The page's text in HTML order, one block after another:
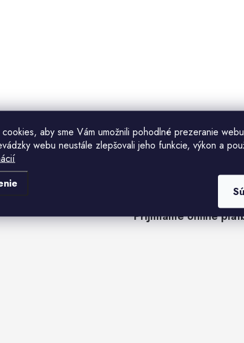
aby sme Vám umožnili pohodlné prezeranie
webu neustále zlepšovali jeho funkcie, výkon a
Prijímame online